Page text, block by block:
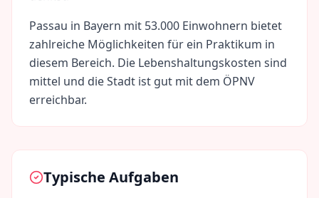
Passau in Bayern mit 53.000 Einwohnern bietet
zahlreiche Möglichkeiten für ein Praktikum in
diesem Bereich. Die Lebenshaltungskosten sind
mittel und die Stadt ist gut mit dem ÖPNV
erreichbar.
Typische Aufgaben